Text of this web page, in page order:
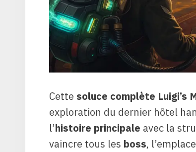
Cette soluce complète Luigi’s
exploration du dernier hôtel
l’histoire principale avec la
vaincre tous les boss,